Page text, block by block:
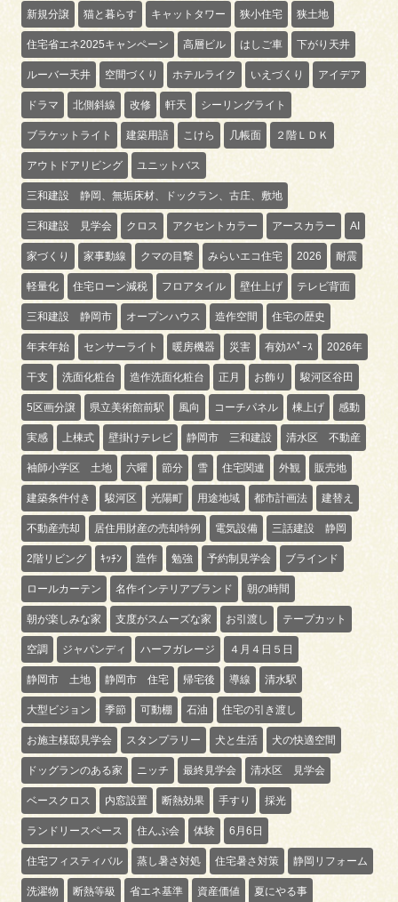
新規分譲 猫と暮らす キャットタワー 狭小住宅 狭土地
住宅省エネ2025キャンペーン 高層ビル はしご車 下がり天井
ルーバー天井 空間づくり ホテルライク いえづくり アイデア
ドラマ 北側斜線 改修 軒天 シーリングライト
ブラケットライト 建築用語 こけら 几帳面 ２階ＬＤＫ
アウトドアリビング ユニットバス
三和建設 静岡、無垢床材、ドックラン、古庄、敷地
三和建設 見学会 クロス アクセントカラー アースカラー AI
家づくり 家事動線 クマの目撃 みらいエコ住宅 2026 耐震
軽量化 住宅ローン減税 フロアタイル 壁仕上げ テレビ背面
三和建設 静岡市 オープンハウス 造作空間 住宅の歴史
年末年始 センサーライト 暖房機器 災害 有効ｽﾍﾟｰｽ 2026年
干支 洗面化粧台 造作洗面化粧台 正月 お飾り 駿河区谷田
5区画分譲 県立美術館前駅 風向 コーチパネル 棟上げ 感動
実感 上棟式 壁掛けテレビ 静岡市 三和建設 清水区 不動産
袖師小学区 土地 六曜 節分 雪 住宅関連 外観 販売地
建築条件付き 駿河区 光陽町 用途地域 都市計画法 建替え
不動産売却 居住用財産の売却特例 電気設備 三話建設 静岡
2階リビング ｷｯﾁﾝ 造作 勉強 予約制見学会 ブラインド
ロールカーテン 名作インテリアブランド 朝の時間
朝が楽しみな家 支度がスムーズな家 お引渡し テープカット
空調 ジャパンディ ハーフガレージ ４月４日５日
静岡市 土地 静岡市 住宅 帰宅後 導線 清水駅
大型ビジョン 季節 可動棚 石油 住宅の引き渡し
お施主様邸見学会 スタンプラリー 犬と生活 犬の快適空間
ドッグランのある家 ニッチ 最終見学会 清水区 見学会
ベースクロス 内窓設置 断熱効果 手すり 採光
ランドリースペース 住んぷ会 体験 6月6日
住宅フィスティバル 蒸し暑さ対処 住宅暑さ対策 静岡リフォーム
洗濯物 断熱等級 省エネ基準 資産価値 夏にやる事